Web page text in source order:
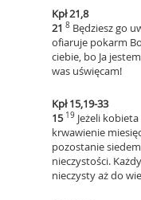
Kpł 21,8
21 8 Będziesz go
ofiaruje pokarm
ciebie, bo Ja
was uświęcam!
Kpł 15,19-33
1519 Jeżeli
krwawienie
pozostanie
nieczystości.
nieczysty aż do